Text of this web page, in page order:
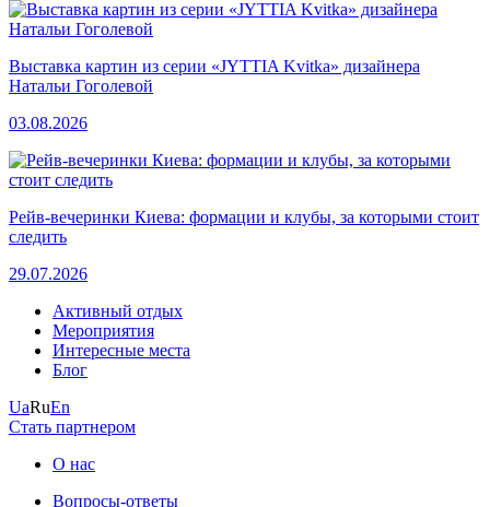
Выставка картин из серии «JYTTIA Kvitka» дизайнера
Натальи Гоголевой
03.08.2026
Рейв-вечеринки Киева: формации и клубы, за которыми стоит
следить
29.07.2026
Активный отдых
Мероприятия
Интересные места
Блог
UaRuEn
Стать партнером
О нас
Вопросы-ответы